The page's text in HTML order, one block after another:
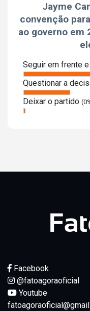
Jayme
convenção
ao governo em
Seguir em frente
Questionar a
Deixar o partido
Facebook
@fatoagoraoficial
Youtube